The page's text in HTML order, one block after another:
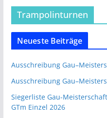
Trampolinturnen
Neueste Beiträge
Ausschreibung
Ausschreibung
Siegerliste Gau-
GTm Einzel 2026